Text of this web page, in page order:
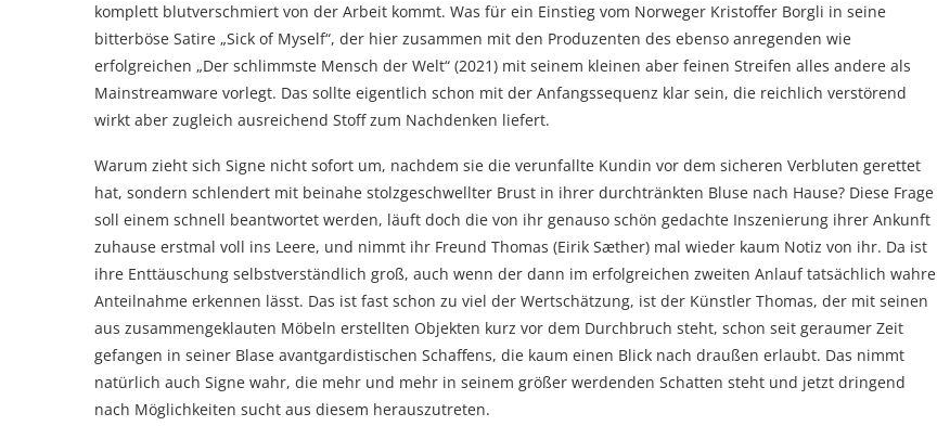
komplett blutverschmiert von der Arbeit kommt. Was für ein Einstieg vom Norweger Kristoffer Borgli in seine
bitterböse Satire „Sick of Myself“, der hier zusammen mit den Produzenten des ebenso anregenden wie
erfolgreichen „Der schlimmste Mensch der Welt“ (2021) mit seinem kleinen aber feinen Streifen alles andere als
Mainstreamware vorlegt. Das sollte eigentlich schon mit der Anfangssequenz klar sein, die reichlich verstörend
wirkt aber zugleich ausreichend Stoff zum Nachdenken liefert.
Warum zieht sich Signe nicht sofort um, nachdem sie die verunfallte Kundin vor dem sicheren Verbluten gerettet
hat, sondern schlendert mit beinahe stolzgeschwellter Brust in ihrer durchtränkten Bluse nach Hause? Diese Frage
soll einem schnell beantwortet werden, läuft doch die von ihr genauso schön gedachte Inszenierung ihrer Ankunft
zuhause erstmal voll ins Leere, und nimmt ihr Freund Thomas (Eirik Sæther) mal wieder kaum Notiz von ihr. Da ist
ihre Enttäuschung selbstverständlich groß, auch wenn der dann im erfolgreichen zweiten Anlauf tatsächlich wahre
Anteilnahme erkennen lässt. Das ist fast schon zu viel der Wertschätzung, ist der Künstler Thomas, der mit seinen
aus zusammengeklauten Möbeln erstellten Objekten kurz vor dem Durchbruch steht, schon seit geraumer Zeit
gefangen in seiner Blase avantgardistischen Schaffens, die kaum einen Blick nach draußen erlaubt. Das nimmt
natürlich auch Signe wahr, die mehr und mehr in seinem größer werdenden Schatten steht und jetzt dringend
nach Möglichkeiten sucht aus diesem herauszutreten.